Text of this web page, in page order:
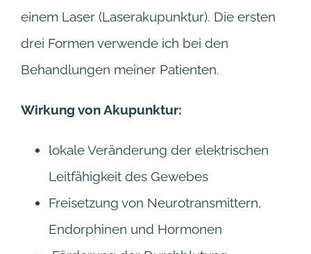
einem Laser (Laserakupunktur). Die ersten
drei Formen verwende ich bei den
Behandlungen meiner Patienten.
Wirkung von Akupunktur:
lokale Veränderung der elektrischen
Leitfähigkeit des Gewebes
Freisetzung von Neurotransmittern,
Endorphinen und Hormonen